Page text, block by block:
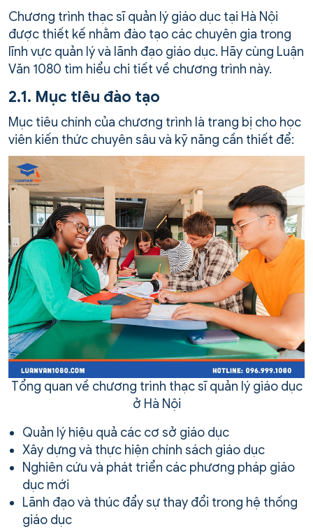
Chương trình thạc sĩ quản lý giáo dục tại Hà Nội
được thiết kế nhằm đào tạo các chuyên gia trong
lĩnh vực quản lý và lãnh đạo giáo dục. Hãy cùng Luận
Văn 1080 tìm hiểu chi tiết về chương trình này.
2.1. Mục tiêu đào tạo
Mục tiêu chính của chương trình là trang bị cho học
viên kiến thức chuyên sâu và kỹ năng cần thiết để:
Tổng quan về chương trình thạc sĩ quản lý giáo dục
ở Hà Nội
Quản lý hiệu quả các cơ sở giáo dục
Xây dựng và thực hiện chính sách giáo dục
Nghiên cứu và phát triển các phương pháp giáo
dục mới
Lãnh đạo và thúc đẩy sự thay đổi trong hệ thống
giáo dục